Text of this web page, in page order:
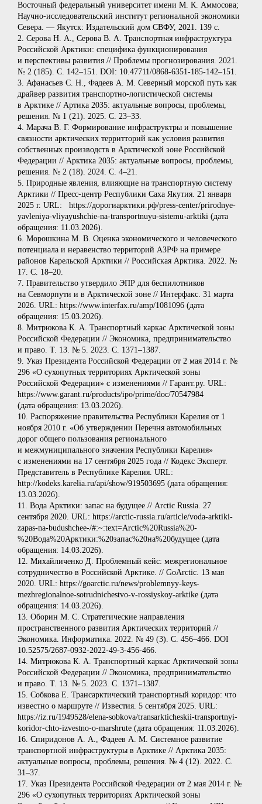
Восточный федеральный университет имени М. К. Аммосова;
Научно-исследовательский институт региональной экономики
Севера. — Якутск: Издательский дом СВФУ, 2021. 139 с.
2. Серова Н. А., Серова В. А. Транспортная инфраструктура
Российской Арктики: специфика функционирования
и перспективы развития // Проблемы прогнозирования. 2021.
№ 2 (185). С. 142–151. DOI: 10.47711/0868-6351-185-142–151.
3. Афанасьев С. Н., Фадеев А. М. Северный морской путь как
драйвер развития транспортно-логистической системы
в Арктике // Артика 2035: актуальные вопросы, проблемы,
решения. № 1 (21). 2025. С. 23–33.
4. Марача В. Г. Формирование инфраструктры и повышение
связности арктических территторий как условия развития
собственных производств в Арктической зоне Российской
Федерации // Арктика 2035: актуальные вопросы, проблемы,
решения. № 2 (18). 2024. С. 4–21.
5. Природные явления, влияющие на транспортную систему
Арктики // Пресс-центр Республики Саха Якутия. 21 января
2025 г. URL: https://дорогиарктики.рф/press-center/prirodnye-
yavleniya-vliyayushchie‑na-transportnuyu-sistemu-arktiki (дата
обращения: 11.03.2026).
6. Морошкина М. В. Оценка экономического и человеческого
потенциала и неравенство территорий АЗРФ на примере
районов Карельской Арктики // Российская Арктика. 2022. №
17. С. 18–20.
7. Правительство утвердило ЭПР для беспилотников
на Севморпути и в Арктической зоне // Интерфакс. 31 марта
2026. URL: https://www.interfax.ru/amp/1081096 (дата
обращения: 15.03.2026).
8. Митрюкова К. А. Транспортный каркас Арктической зоны
Российской Федерации // Экономика, предпринимательство
и право. Т. 13. № 5. 2023. С. 1371–1387.
9. Указ Президента Российской Федерации от 2 мая 2014 г. №
296 «О сухопутных территориях Арктической зоны
Российской Федерации» с изменениями // Гарант.ру. URL:
https://www.garant.ru/products/ipo/prime/doc/70547984
(дата обращения: 13.03.2026).
10. Распоряжение правительства Республики Карелия от 1
ноября 2010 г. «Об утверждении Перечня автомобильных
дорог общего пользования регионального
и межмуниципального значения Республики Карелия»
с изменениями на 17 сентября 2025 года // Кодекс Эксперт.
Представитель в Республике Карелия. URL:
http://kodeks.karelia.ru/api/show/919503695 (дата обращения:
13.03.2026).
11. Вода Арктики: запас на будущее // Arctic Russia. 27
сентября 2020. URL: https://arctic-russia.ru/article/voda-arktiki-
zapas‑na-budushchee-/#:~:text=Arctic%20Russia%20-
%20Вода%20Арктики:%20запас%20на%20будущее (дата
обращения: 14.03.2026).
12. Михайличенко Д. Проблемный кейс: межрегиональное
сотрудничество в Российской Арктике. // GoArctic. 13 мая
2020. URL: https://goarctic.ru/news/problemnyy-keys-
mezhregionalnoe-sotrudnichestvo‑v-rossiyskoy-arktike (дата
обращения: 14.03.2026).
13. Оборин М. С. Стратегические направления
пространственного развития Арктических территорий //
Экономика. Информатика. 2022. № 49 (3). С. 456–466. DOI
10.52575/2687-0932-2022‑49‑3-456-466.
14. Митрюкова К. А. Транспортный каркас Арктической зоны
Российской Федерации // Экономика, предпринимательство
и право. Т. 13. № 5. 2023. С. 1371–1387.
15. Собкова Е. Трансарктический транспортный коридор: что
известно о маршруте // Известия. 5 сентября 2025. URL:
https://iz.ru/1949528/elena-sobkova/transarkticheskii-transportnyi-
koridor-chto-izvestno‑o-marshrute (дата обращения: 11.03.2026).
16. Спиридонов А. А., Фадеев А. М. Системное развитие
транспортной инфраструктуры в Арктике // Арктика 2035:
актуальные вопросы, проблемы, решения. № 4 (12). 2022. C.
31–37.
17. Указ Президента Российской Федерации от 2 мая 2014 г. №
296 «О сухопутных территориях Арктической зоны